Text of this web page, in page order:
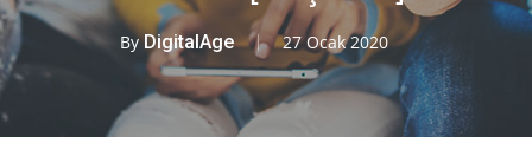
By DigitalAge 27 Ocak 2020